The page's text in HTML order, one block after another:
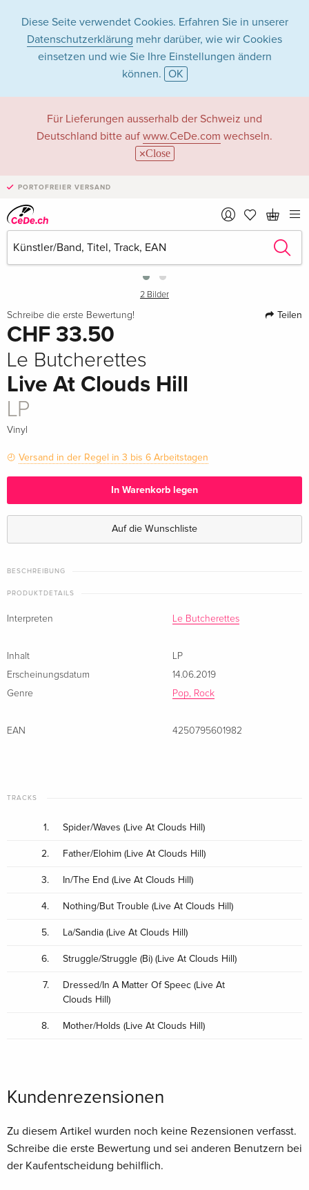
Diese Seite verwendet Cookies. Erfahren Sie in unserer
Datenschutzerklärung mehr darüber, wie wir Cookies
einsetzen und wie Sie Ihre Einstellungen ändern
können. OK
Für Lieferungen ausserhalb der Schweiz und
Deutschland bitte auf www.CeDe.com wechseln.
Close
PORTOFREIER VERSAND
2 Bilder
Schreibe die erste Bewertung! Teilen
CHF 33.50
Le Butcherettes
Live At Clouds Hill
LP
Vinyl
Versand in der Regel in 3 bis 6 Arbeitstagen
In Warenkorb legen
Auf die Wunschliste
BESCHREIBUNG
PRODUKTDETAILS
Interpreten Le Butcherettes
Inhalt
LP
Erscheinungsdatum
14.06.2019
Genre
Pop, Rock
EAN 4250795601982
TRACKS
1. Spider/Waves (Live At Clouds Hill)
2. Father/Elohim (Live At Clouds Hill)
3. In/The End (Live At Clouds Hill)
4. Nothing/But Trouble (Live At Clouds Hill)
5. La/Sandia (Live At Clouds Hill)
6. Struggle/Struggle (Bi) (Live At Clouds Hill)
7.
Dressed/In A Matter Of Speec (Live At
Clouds Hill)
8. Mother/Holds (Live At Clouds Hill)
Kundenrezensionen
Zu diesem Artikel wurden noch keine Rezensionen verfasst.
Schreibe die erste Bewertung und sei anderen Benutzern bei
der Kaufentscheidung behilflich.